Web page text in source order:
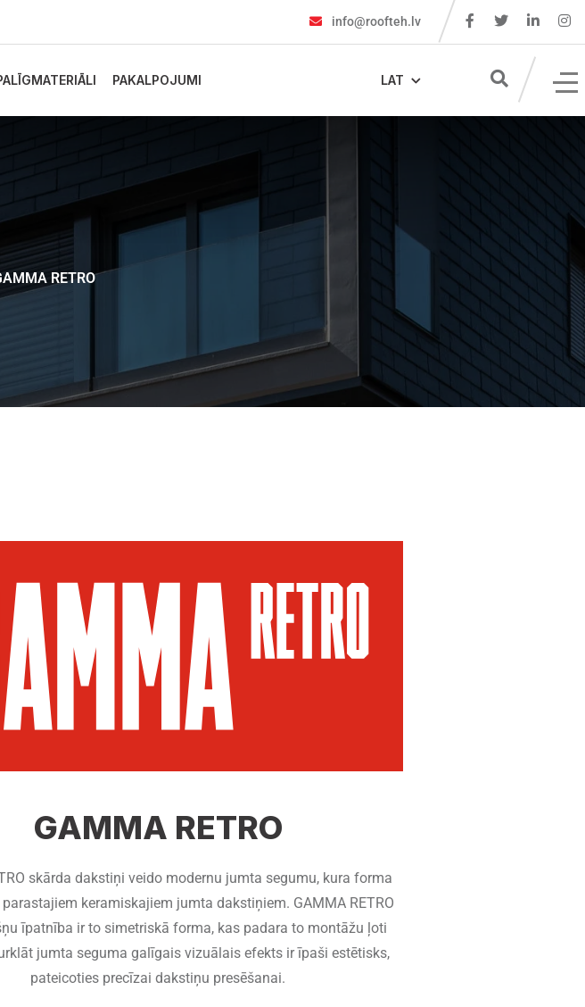
info@roofteh.lv
PAKALPOJUMI LAT
RETRO
GAMMA RETRO
skārda dakstiņi veido modernu jumta segumu, kura forma
keramiskajiem jumta dakstiņiem. GAMMA RETRO
īpatnība ir to simetriskā forma, kas padara to montāžu ļoti
jumta seguma galīgais vizuālais efekts ir īpaši estētisks,
pateicoties precīzai dakstiņu presēšanai.